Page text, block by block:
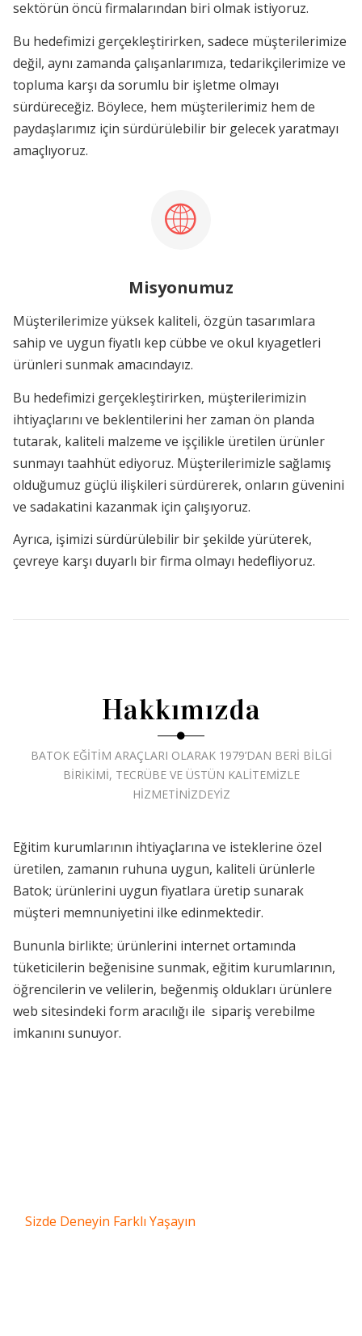
sektörün öncü firmalarından biri olmak istiyoruz.
Bu hedefimizi gerçekleştirirken, sadece müşterilerimize
değil, aynı zamanda çalışanlarımıza, tedarikçilerimize ve
topluma karşı da sorumlu bir işletme olmayı
sürdüreceğiz. Böylece, hem müşterilerimiz hem de
paydaşlarımız için sürdürülebilir bir gelecek yaratmayı
amaçlıyoruz.
Misyonumuz
Müşterilerimize yüksek kaliteli, özgün tasarımlara
sahip ve uygun fiyatlı kep cübbe ve okul kıyagetleri
ürünleri sunmak amacındayız.
Bu hedefimizi gerçekleştirirken, müşterilerimizin
ihtiyaçlarını ve beklentilerini her zaman ön planda
tutarak, kaliteli malzeme ve işçilikle üretilen ürünler
sunmayı taahhüt ediyoruz. Müşterilerimizle sağlamış
olduğumuz güçlü ilişkileri sürdürerek, onların güvenini
ve sadakatini kazanmak için çalışıyoruz.
Ayrıca, işimizi sürdürülebilir bir şekilde yürüterek,
çevreye karşı duyarlı bir firma olmayı hedefliyoruz.
Hakkımızda
BATOK EĞİTİM ARAÇLARI OLARAK 1979’DAN BERİ BİLGİ
BİRİKİMİ, TECRÜBE VE ÜSTÜN KALİTEMİZLE
HİZMETİNİZDEYİZ
Eğitim kurumlarının ihtiyaçlarına ve isteklerine özel
üretilen, zamanın ruhuna uygun, kaliteli ürünlerle
Batok; ürünlerini uygun fiyatlara üretip sunarak
müşteri memnuniyetini ilke edinmektedir.
Bununla birlikte; ürünlerini internet ortamında
tüketicilerin beğenisine sunmak, eğitim kurumlarının,
öğrencilerin ve velilerin, beğenmiş oldukları ürünlere
web sitesindeki form aracılığı ile sipariş verebilme
imkanını sunuyor.
Sizde Deneyin Farklı Yaşayın